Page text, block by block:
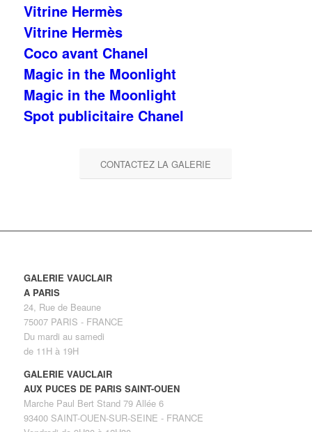
Vitrine Hermès
Vitrine Hermès
Coco avant Chanel
Magic in the Moonlight
Magic in the Moonlight
Spot publicitaire Chanel
CONTACTEZ LA GALERIE
GALERIE VAUCLAIR
A PARIS
24, Rue de Beaune
75007 PARIS - FRANCE
Du mardi au samedi
de 11H à 19H
GALERIE VAUCLAIR
AUX PUCES DE PARIS SAINT-OUEN
Marche Paul Bert Stand 79 Allée 6
93400 SAINT-OUEN-SUR-SEINE - FRANCE